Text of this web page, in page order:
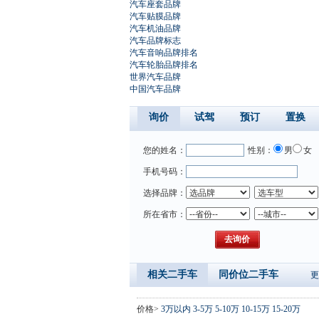
汽车座套品牌
汽车贴膜品牌
汽车机油品牌
汽车品牌标志
汽车音响品牌排名
汽车轮胎品牌排名
世界汽车品牌
中国汽车品牌
询价 试驾 预订 置换
您的姓名： 性别： 男 女
手机号码：
选择品牌：
所在省市：
相关二手车 同价位二手车
价格> 3万以内 3-5万 5-10万 10-15万 15-20万